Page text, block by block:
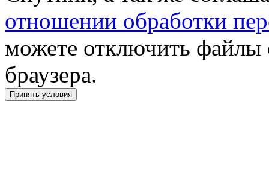
отношении обработки
можете отключить файлы
браузера.
Принять условия